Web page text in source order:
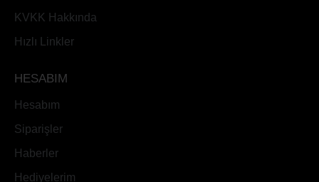
KVKK Hakkında
Hızlı Linkler
HESABIM
Hesabım
Siparişler
Haberler
Hediyelerim